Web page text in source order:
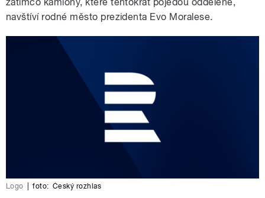
zatímco kamióny, které tentokrát pojedou odděleně,
navštíví rodné město prezidenta Evo Moralese.
Logo foto: Český rozhlas